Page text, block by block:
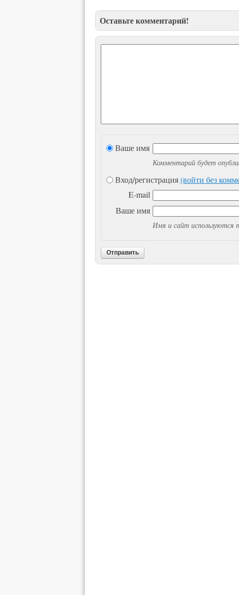
Оставьте комментарий!
Ваше имя
Комментарий будет
Вход/регистрация(войти без
E-mail
Ваше имя
Имя и сайт используются
Отправить